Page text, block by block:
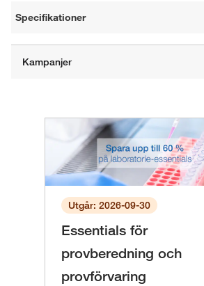
Specifikationer
Utgår: 2026-09-30
Essentials för
provberedning och
provförvaring